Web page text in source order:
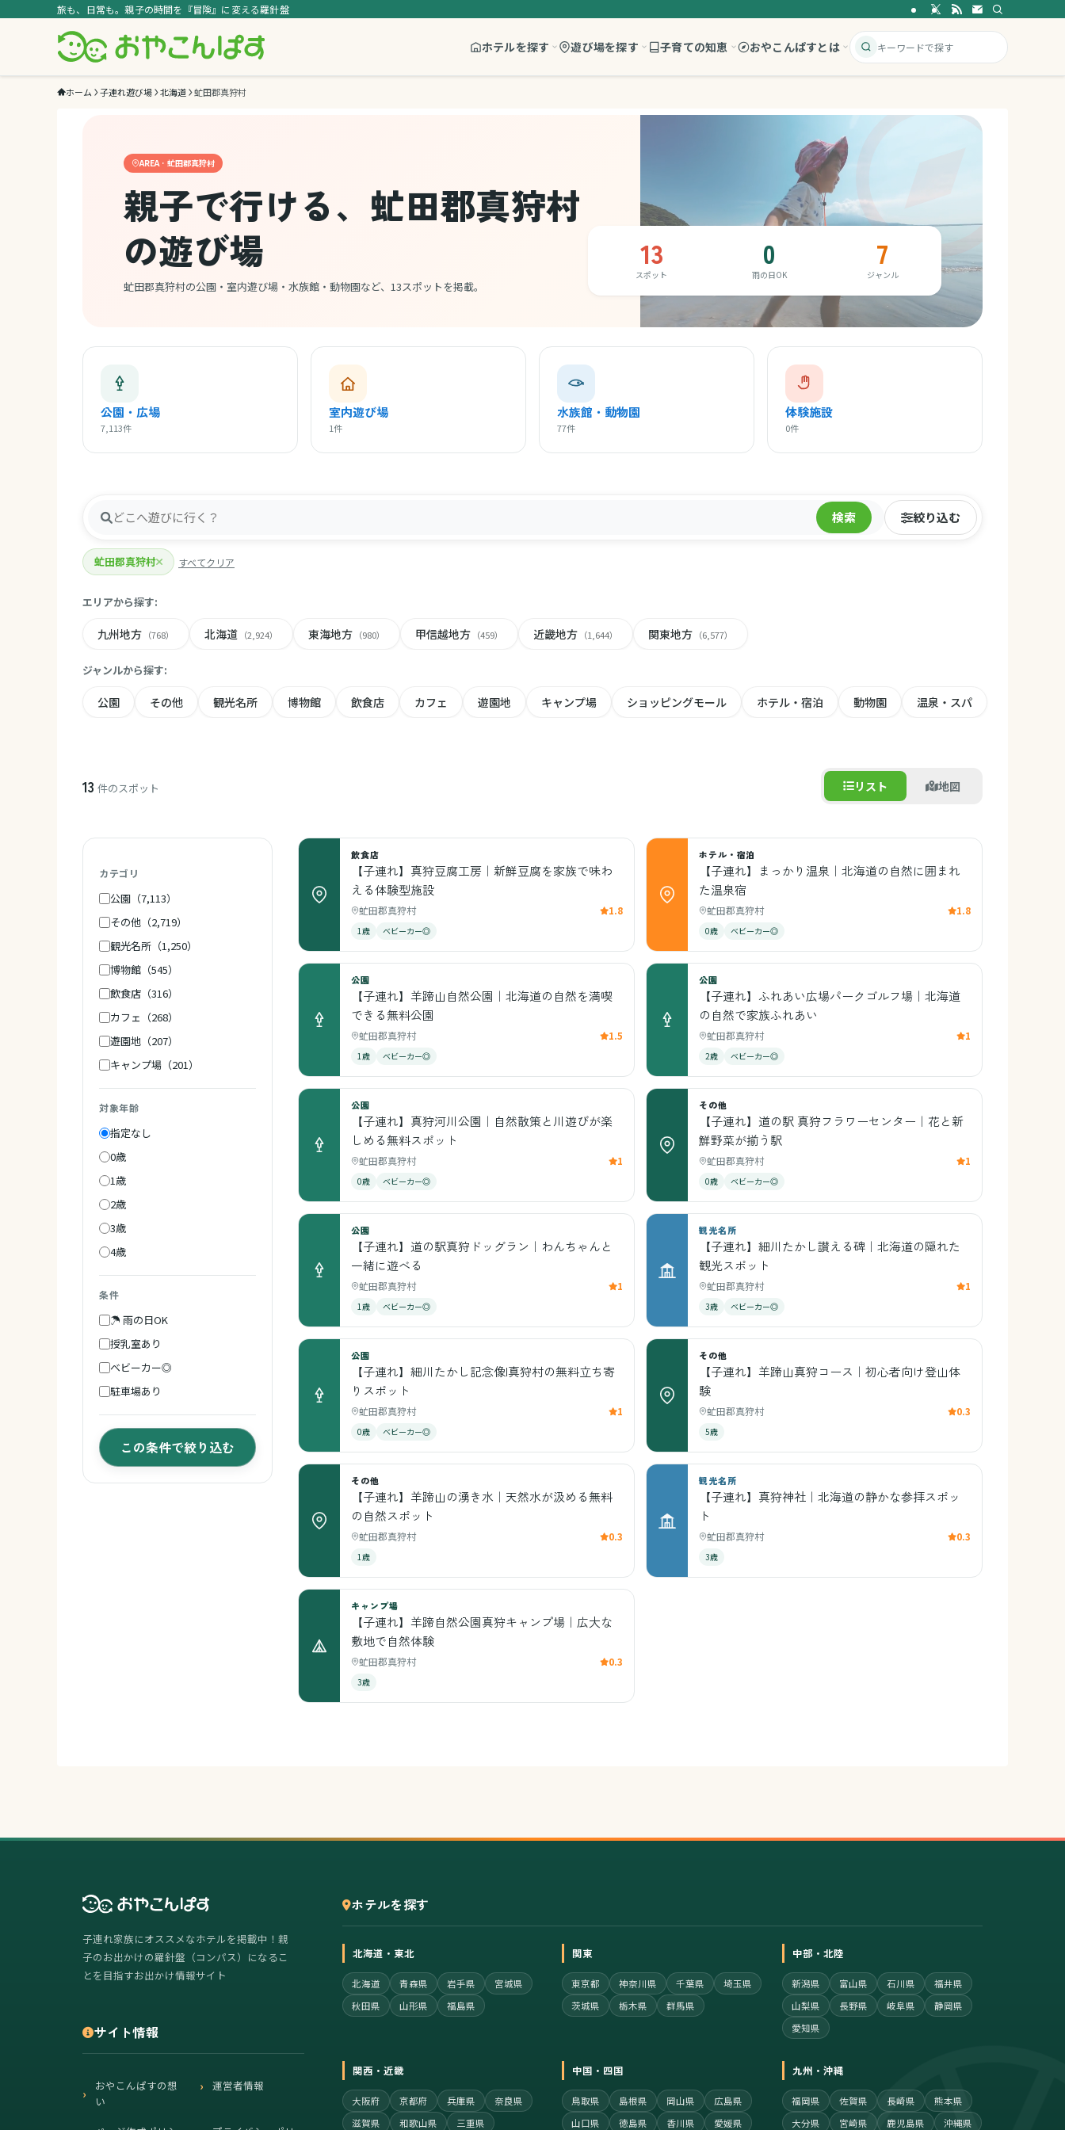
旅も、日常も。親子の時間を『冒険』に変える羅針盤
ホテルを探す 遊び場を探す 子育ての知恵 おやこんぱすとは
ホーム 子連れ遊び場 北海道 虻田郡真狩村
AREA · 虻田郡真狩村
親子で行ける、虻田郡真狩村
の遊び場
虻田郡真狩村の公園・室内遊び場・水族館・動物園など、13スポットを掲載。
13
スポット
0
雨の日OK
7
ジャンル
公園・広場
7,113件
室内遊び場
1件
水族館・動物園
77件
体験施設
0件
検索 絞り込む
虻田郡真狩村 すべてクリア
エリアから探す:
九州地方 （768） 北海道 （2,924） 東海地方 （980） 甲信越地方 （459） 近畿地方 （1,644） 関東地方 （6,577）
ジャンルから探す:
公園 その他 観光名所 博物館 飲食店 カフェ 遊園地 キャンプ場 ショッピングモール ホテル・宿泊 動物園 温泉・スパ
13 件のスポット リスト 地図
カテゴリ
公園（7,113）
その他（2,719）
観光名所（1,250）
博物館（545）
飲食店（316）
カフェ（268）
遊園地（207）
キャンプ場（201）
対象年齢
指定なし
0歳
1歳
2歳
3歳
4歳
条件
☂ 雨の日OK
授乳室あり
ベビーカー◎
駐車場あり
この条件で絞り込む
飲食店
【子連れ】真狩豆腐工房｜新鮮豆腐を家族で味わ
える体験型施設
虻田郡真狩村 1.8
1歳 ベビーカー◎
ホテル・宿泊
【子連れ】まっかり温泉｜北海道の自然に囲まれ
た温泉宿
虻田郡真狩村 1.8
0歳 ベビーカー◎
公園
【子連れ】羊蹄山自然公園｜北海道の自然を満喫
できる無料公園
虻田郡真狩村 1.5
1歳 ベビーカー◎
公園
【子連れ】ふれあい広場パークゴルフ場｜北海道
の自然で家族ふれあい
虻田郡真狩村 1
2歳 ベビーカー◎
公園
【子連れ】真狩河川公園｜自然散策と川遊びが楽
しめる無料スポット
虻田郡真狩村 1
0歳 ベビーカー◎
その他
【子連れ】道の駅 真狩フラワーセンター｜花と新
鮮野菜が揃う駅
虻田郡真狩村 1
0歳 ベビーカー◎
公園
【子連れ】道の駅真狩ドッグラン｜わんちゃんと
一緒に遊べる
虻田郡真狩村 1
1歳 ベビーカー◎
観光名所
【子連れ】細川たかし讃える碑｜北海道の隠れた
観光スポット
虻田郡真狩村 1
3歳 ベビーカー◎
公園
【子連れ】細川たかし記念像|真狩村の無料立ち寄
りスポット
虻田郡真狩村 1
0歳 ベビーカー◎
その他
【子連れ】羊蹄山真狩コース｜初心者向け登山体
験
虻田郡真狩村 0.3
5歳
その他
【子連れ】羊蹄山の湧き水｜天然水が汲める無料
の自然スポット
虻田郡真狩村 0.3
1歳
観光名所
【子連れ】真狩神社｜北海道の静かな参拝スポッ
ト
虻田郡真狩村 0.3
3歳
キャンプ場
【子連れ】羊蹄自然公園真狩キャンプ場｜広大な
敷地で自然体験
虻田郡真狩村 0.3
3歳
子連れ家族にオススメなホテルを掲載中！親
子のお出かけの羅針盤（コンパス）になるこ
とを目指すお出かけ情報サイト
ホテルを探す
北海道・東北
北海道 青森県 岩手県
宮城県
秋田県
山形県 福島県
関東
東京都 神奈川県 千葉県
埼玉県
茨城県
栃木県 群馬県
中部・北陸
新潟県 富山県 石川県
福井県
山梨県
長野県 岐阜県
静岡県
愛知県
関西・近畿
大阪府 京都府 兵庫県
奈良県
滋賀県
和歌山県 三重県
中国・四国
鳥取県 島根県 岡山県
広島県
山口県
徳島県 香川県 愛媛県
九州・沖縄
福岡県 佐賀県 長崎県
熊本県
大分県
宮崎県 鹿児島県 沖縄県
サイト情報
おやこんぱすの想
い
運営者情報